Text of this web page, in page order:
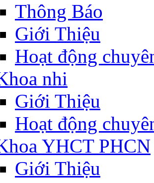
Thông Báo
Giới Thiệu
Hoạt động
nhi
Giới Thiệu
Hoạt động
YHCT PHCN
Giới Thiệu